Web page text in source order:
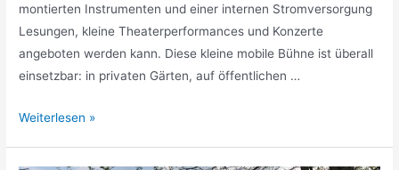
montierten Instrumenten und einer internen Stromversorgung
Lesungen, kleine Theaterperformances und Konzerte
angeboten werden kann. Diese kleine mobile Bühne ist überall
einsetzbar: in privaten Gärten, auf öffentlichen …
Weiterlesen »